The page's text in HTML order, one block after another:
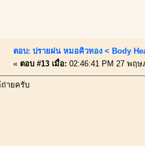
ตอบ: ปรายฝน หมอคิวทอง < Body
« ตอบ #13 เมื่อ: 02:46:41 PM 27 พฤ
ายครับ